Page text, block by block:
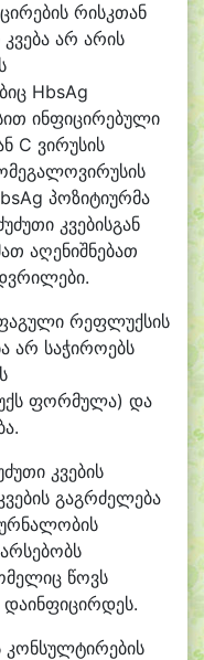
რისკთან
არ არის
HbsAg
ინფიცირებული
C ვირუსის
პოზიტიურმა
კვებისგან
აღენიშნებათ
რეფლუქსის
არ საჭიროებს
ფორმულა) და
კვების
გაგრძელება
წოვს
დაინფიცირდეს.
კონსულტირების